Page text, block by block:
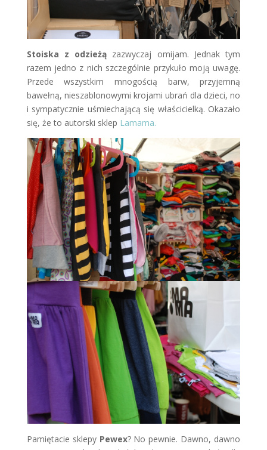
Stoiska z odzieżą zazwyczaj omijam. Jednak tym
razem jedno z nich szczególnie przykuło moją uwagę.
Przede wszystkim mnogością barw, przyjemną
bawełną, nieszablonowymi krojami ubrań dla dzieci, no
i sympatycznie uśmiechającą się właścicielką. Okazało
się, że to autorski sklep Lamama.
Pamiętacie sklepy Pewex? No pewnie. Dawno, dawno